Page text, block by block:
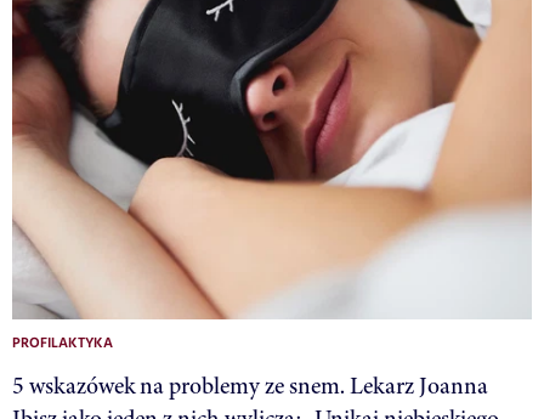
PROFILAKTYKA
5 wskazówek na problemy ze snem. Lekarz Joanna